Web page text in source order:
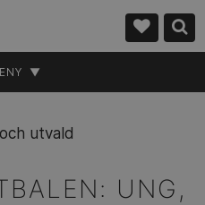
▼
utvald
UNG,